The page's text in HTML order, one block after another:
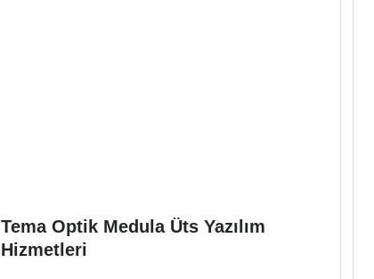
Tema Optik Medula Üts Yazılım
Hizmetleri